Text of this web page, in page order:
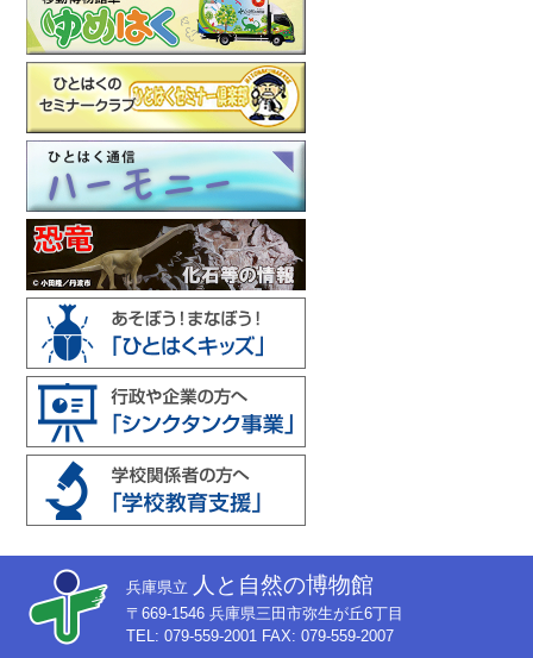
兵庫県立 人と自然の博物館
〒669-1546 兵庫県三田市弥生が丘6丁目
TEL: 079-559-2001 FAX: 079-559-2007